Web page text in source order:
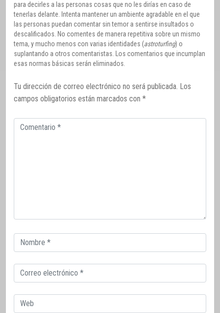
para decirles a las personas cosas que no les dirías en caso de
tenerlas delante. Intenta mantener un ambiente agradable en el que
las personas puedan comentar sin temor a sentirse insultados o
descalificados. No comentes de manera repetitiva sobre un mismo
tema, y mucho menos con varias identidades (astroturfing) o
suplantando a otros comentaristas. Los comentarios que incumplan
esas normas básicas serán eliminados.
Tu dirección de correo electrónico no será publicada. Los
campos obligatorios están marcados con *
Comentario
Correo
electrónico
Correo
electrónico
Web